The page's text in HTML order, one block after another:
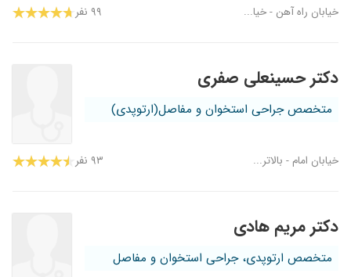
خیابان راه آهن - خیا... ۹۹ نفر
دکتر حسینعلی صفری
متخصص جراحی استخوان و مفاصل(ارتوپدی)
خیابان امام - بالاتر... ۹۳ نفر
دکتر مریم هادی
متخصص ارتوپدی، جراحی استخوان و مفاصل